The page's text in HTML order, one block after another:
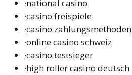
·national casino
·casino freispiele
·casino zahlungsmethoden
·online casino schweiz
·casino testsieger
·high roller casino deutsch